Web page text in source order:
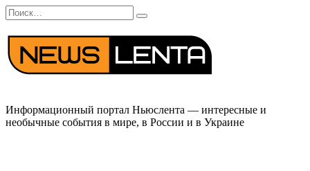
Перейти
к
содержанию
Search
for:
Информационный портал Ньюслента — интересные и
необычные события в мире, в России и в Украине